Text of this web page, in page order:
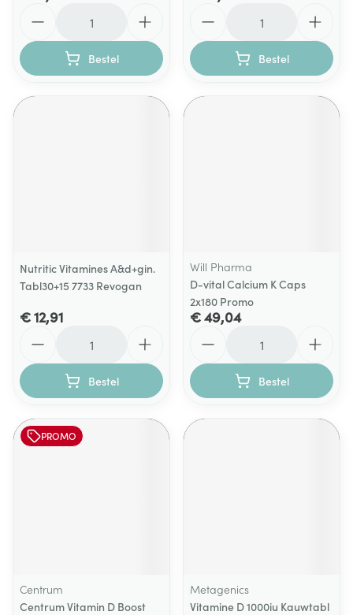
Bestel Bestel
Nutritic Vitamines A&d+gin.
Tabl30+15 7733 Revogan
€ 12,91
Bestel
Will Pharma
D-vital Calcium K Caps
2x180 Promo
€ 49,04
Bestel
PROMO
Centrum
Centrum Vitamin D Boost
Metagenics
Vitamine D 1000iu Kauwtabl